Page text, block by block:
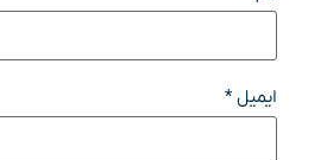
ایمیل*